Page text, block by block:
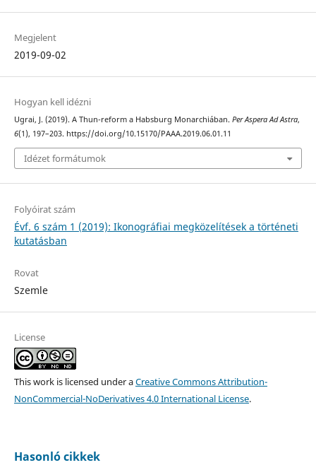
Megjelent
2019-09-02
Hogyan kell idézni
Ugrai, J. (2019). A Thun-reform a Habsburg Monarchiában. Per Aspera Ad Astra,
6(1), 197–203. https://doi.org/10.15170/PAAA.2019.06.01.11
Idézet formátumok
Folyóirat szám
Évf. 6 szám 1 (2019): Ikonográfiai megközelítések a történeti
kutatásban
Rovat
Szemle
License
This work is licensed under aCreative Commons Attribution-
NonCommercial-NoDerivatives 4.0 International License.
Hasonló cikkek